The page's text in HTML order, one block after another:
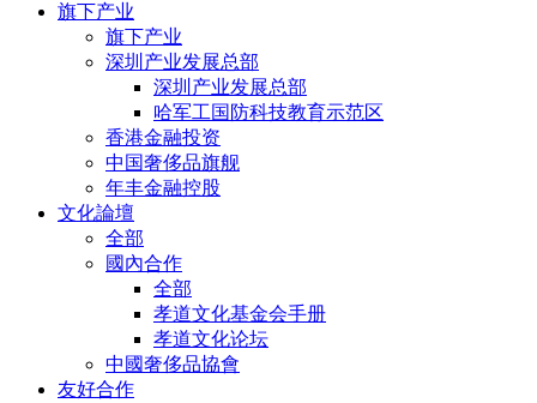
旗下产业
旗下产业
深圳产业发展总部
深圳产业发展总部
哈军工国防科技教育示范区
香港金融投资
中国奢侈品旗舰
年丰金融控股
文化論壇
全部
國內合作
全部
孝道文化基金会手册
孝道文化论坛
中國奢侈品協會
友好合作